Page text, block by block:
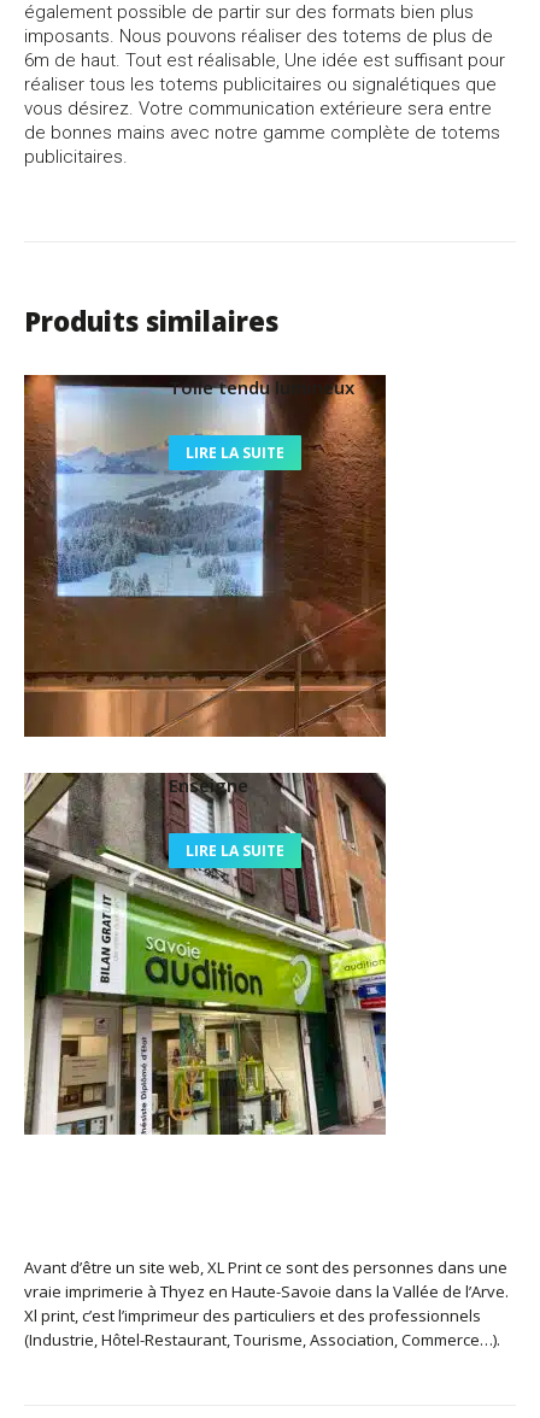
également possible de partir sur des formats bien plus
imposants. Nous pouvons réaliser des totems de plus de
6m de haut. Tout est réalisable, Une idée est suffisant pour
réaliser tous les totems publicitaires ou signalétiques que
vous désirez. Votre communication extérieure sera entre
de bonnes mains avec notre gamme complète de totems
publicitaires.
Produits similaires
Toile tendu lumineux
LIRE LA SUITE
Enseigne
LIRE LA SUITE
Avant d’être un site web, XL Print ce sont des personnes dans une
vraie imprimerie à Thyez en Haute-Savoie dans la Vallée de l’Arve.
Xl print, c’est l’imprimeur des particuliers et des professionnels
(Industrie, Hôtel-Restaurant, Tourisme, Association, Commerce…).